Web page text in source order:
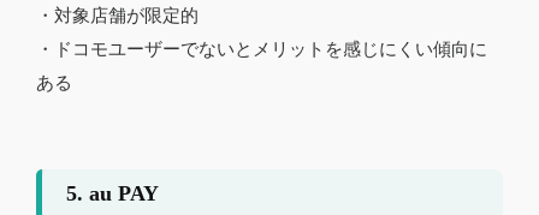
・対象店舗が限定的
・ドコモユーザーでないとメリットを感じにくい傾向に
ある
5. au PAY